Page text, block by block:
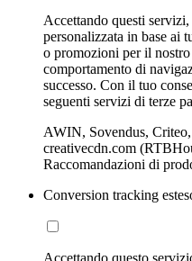
Accettando questi
personalizzata in base ai
o promozioni per il
comportamento di
successo. Con il tuo
seguenti servizi di terze
AWIN, Sovendus,
creativecdn.com
Raccomandazioni di
Conversion tracking